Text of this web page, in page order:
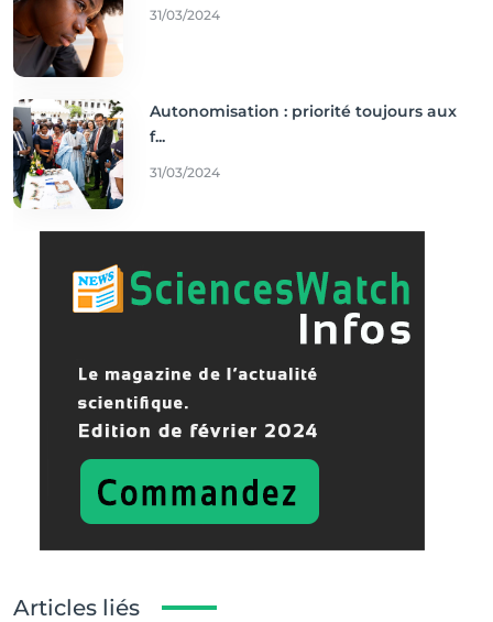
31/03/2024
Autonomisation : priorité toujours aux
f...
31/03/2024
Articles liés